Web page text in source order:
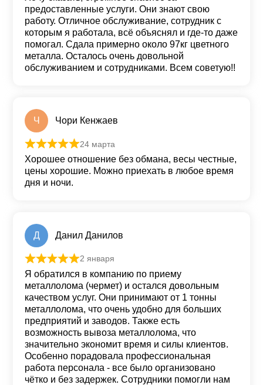
предоставленные услуги. Они знают свою
работу. Отличное обслуживание, сотрудник с
которым я работала, всё объяснял и где-то даже
помогал. Сдала примерно около 97кг цветного
металла. Осталось очень довольной
обслуживанием и сотрудниками. Всем советую!!
Ч Чори Кенжаев
Оценка из 5
24 марта
Хорошее отношение без обмана, весы честные,
цены хорошие. Можно приехать в любое время
дня и ночи.
Д Данил Данилов
Оценка из 5
2 января
Я обратился в компанию по приему
металлолома (чермет) и остался довольным
качеством услуг. Они принимают от 1 тонны
металлолома, что очень удобно для больших
предприятий и заводов. Также есть
возможность вывоза металлолома, что
значительно экономит время и силы клиентов.
Особенно порадовала профессиональная
работа персонала - все было организовано
чётко и без задержек. Сотрудники помогли нам